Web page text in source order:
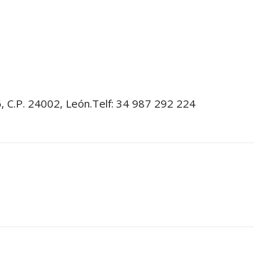
C.P. 24002, León.Telf: 34 987 292 224